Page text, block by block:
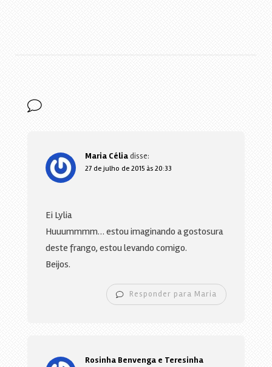
Maria Céliadisse:
27 de julho de 2015 às 20:33
Ei Lylia
Huuummmm… estou imaginando a gostosura
deste frango, estou levando comigo.
Beijos.
Responder para Maria
Rosinha Benvenga e Teresinha